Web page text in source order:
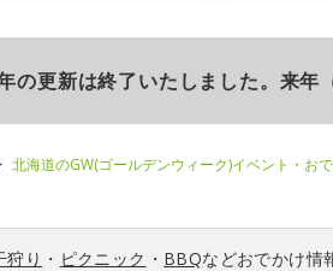
の更新は終了いたしました。来年
北海道のGW(ゴールデンウィーク)イベント・お
狩り ・ ピクニック ・ BBQなどおでかけ情